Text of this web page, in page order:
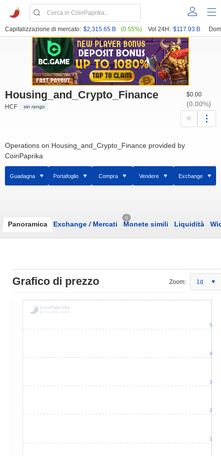
Capitalizzazione di mercato: $2,315.65 B (0.55%) Vol 24H: $117.93 B
Housing_and_Crypto_Finance
HCF sin rango
$0.00
(0.00%)
Operations on Housing_and_Crypto_Finance provided by
CoinPaprika
Guadagna Portafoglio Compra Vendere Exchange
Panoramica Exchange /Mercati
0
Monete simili Liquidità
Grafico di prezzo Zoom: 1d
1
2
3
4
5